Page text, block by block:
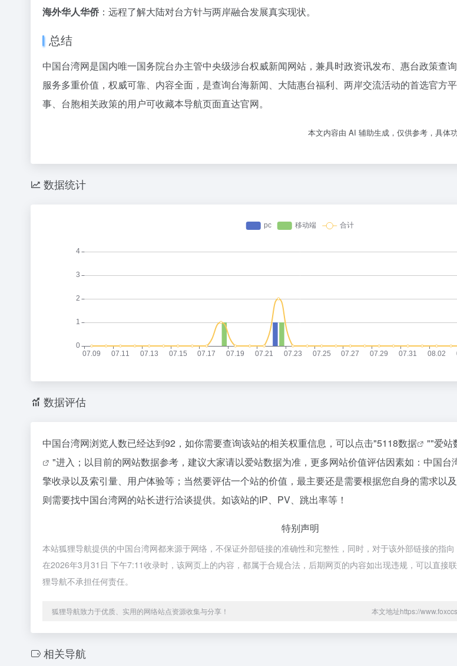
海外华人华侨 ：远程了解大陆对台方针与两岸融合发展真实现状。
总结
中国台湾网是国内唯一国务院台办主管中央级涉台权威新闻网站，兼具时政资讯发布、惠台政策查
服务多重价值，权威可靠、内容全面，是查询台海新闻、大陆惠台福利、两岸交流活动的首选官方
事、台胞相关政策的用户可收藏本导航页面直达官网。
本文内容由 AI 辅助生成，仅供参考，具体
数据统计
数据评估
中国台湾网浏览人数已经达到92，如你需要查询该站的相关权重信息，可以点击"5118数据 ""爱站
"进入；以目前的网站数据参考，建议大家请以爱站数据为准，更多网站价值评估因素如：中国台
擎收录以及索引量、用户体验等；当然要评估一个站的价值，最主要还是需要根据您自身的需求以
则需要找中国台湾网的站长进行洽谈提供。如该站的IP、PV、跳出率等！
特别声明
本站狐狸导航提供的中国台湾网都来源于网络，不保证外部链接的准确性和完整性，同时，对于该外部链接的指向
在2026年3月31日 下午7:11收录时，该网页上的内容，都属于合规合法，后期网页的内容如出现违规，可以直接
狸导航不承担任何责任。
狐狸导航致力于优质、实用的网络站点资源收集与分享！ 本文地址https://
相关导航